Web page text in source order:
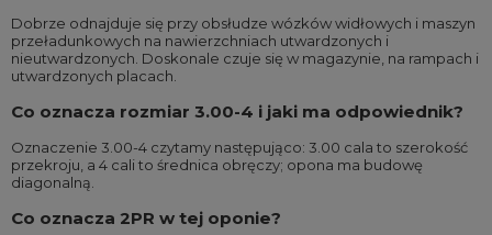
Dobrze odnajduje się przy obsłudze wózków widłowych i maszyn
przeładunkowych na nawierzchniach utwardzonych i
nieutwardzonych. Doskonale czuje się w magazynie, na rampach i
utwardzonych placach.
Co oznacza rozmiar 3.00-4 i jaki ma odpowiednik?
Oznaczenie 3.00-4 czytamy następująco: 3.00 cala to szerokość
przekroju, a 4 cali to średnica obręczy; opona ma budowę
diagonalną.
Co oznacza 2PR w tej oponie?